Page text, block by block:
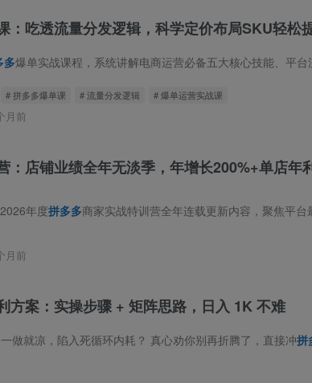
：吃透流量分发逻辑，科学定价布局SKU轻松
多爆单实战课程，系统讲解电商运营必备五大核心技能、平台流量分发底层逻辑。详解付费推广避坑技巧与常见问题解决方案，教
# 拼多多爆单课 # 流量分发逻辑 # 爆单运营实战课
月前
：店铺业绩全年无淡季，年增长200%+单店年
年度拼多多商家实战特训营全年连载更新内容，聚焦平台最新规则、玩法与红利窗口。课程通过全年持续的“实战特训
月前
方案：实操步骤 + 矩阵思路，日入 1K 不难
做就凉，陷入死循环内耗？ 真心劝你别再折腾了，直接冲拼